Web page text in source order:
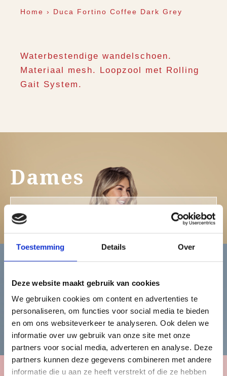
Toestemming Details Over
Deze website maakt gebruik van cookies
We gebruiken cookies om content en advertenties te
personaliseren, om functies voor social media te bieden
en om ons websiteverkeer te analyseren. Ook delen we
informatie over uw gebruik van onze site met onze
partners voor social media, adverteren en analyse. Deze
partners kunnen deze gegevens combineren met andere
informatie die u aan ze heeft verstrekt of die ze hebben
Home › Duca Fortino Coffee Dark Grey
Waterbestendige wandelschoen.
Materiaal mesh. Loopzool met Rolling
Gait System.
Dames
Bekijk de damescollectie
Heren
Bekijk de herencollectie